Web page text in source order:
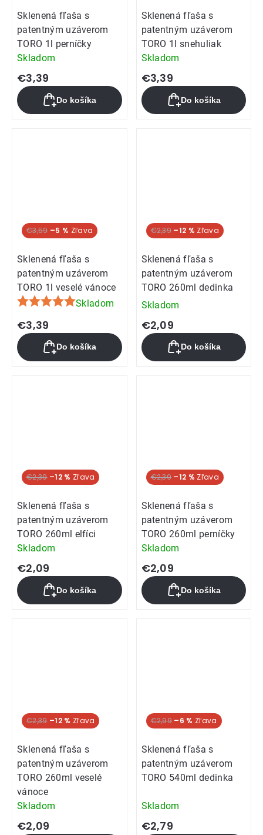
Sklenená fľaša s
patentným uzáverom
TORO 1l perníčky
Skladom
€3,39
Do košíka
Sklenená fľaša s
patentným uzáverom
TORO 1l snehuliak
Skladom
€3,39
Do košíka
€3,59 –5 %
Sklenená fľaša s
patentným uzáverom
TORO 1l veselé vánoce
Priemerné
hodnotenie
produktu
je
5,0
Skladom
€3,39
Do košíka
€2,39 –12 %
Sklenená fľaša s
patentným uzáverom
TORO 260ml dedinka
Skladom
€2,09
Do košíka
€2,39 –12 %
Sklenená fľaša s
patentným uzáverom
TORO 260ml elfíci
Skladom
€2,09
Do košíka
€2,39 –12 %
Sklenená fľaša s
patentným uzáverom
TORO 260ml perníčky
Skladom
€2,09
Do košíka
€2,39 –12 %
Sklenená fľaša s
patentným uzáverom
TORO 260ml veselé
vánoce
Skladom
€2,09
€2,99 –6 %
Sklenená fľaša s
patentným uzáverom
TORO 540ml dedinka
Skladom
€2,79